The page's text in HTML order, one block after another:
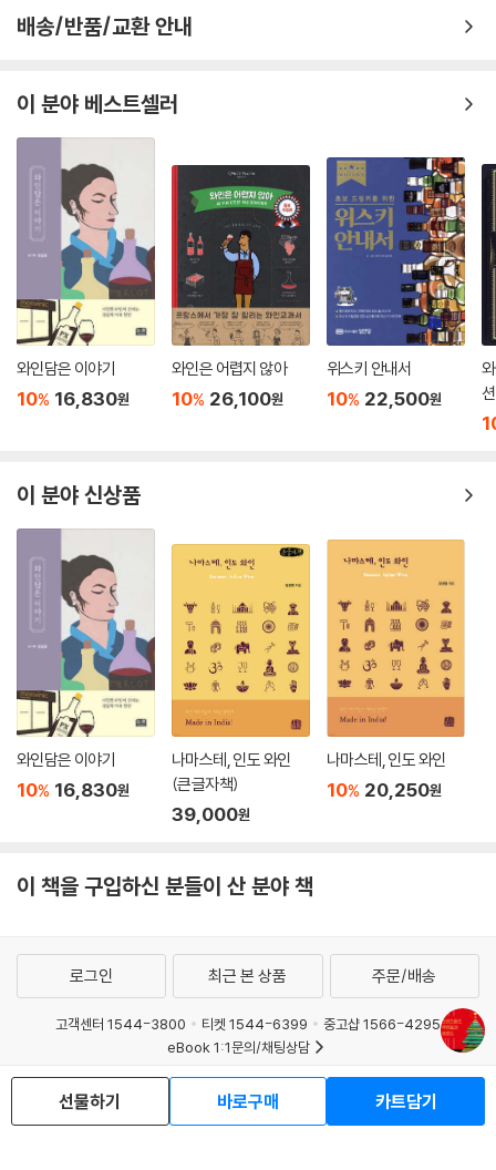
배송/반품/교환 안내
이 분야 베스트셀러
와인담은 이야기
10% 16,830원
와인은 어렵지 않아
10% 26,100원
위스키 안내서
10% 22,500원
션
이 분야 신상품
와인담은 이야기
10% 16,830원
나마스테, 인도 와인
(큰글자책)
39,000원
나마스테, 인도 와인
10% 20,250원
이 책을 구입하신 분들이 산 분야 책
선물하기 바로구매 카트담기
로그인 최근 본 상품 주문/배송
고객센터 1544-3800 티켓 1544-6399
중고샵 1566-4295
eBook 1:1문의/채팅상담
예스이십사(주) 사업자 정보
이용약관
개인정보처리방침
청소년보호정책